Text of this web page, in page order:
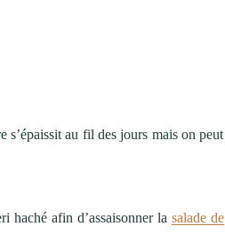
s’épaissit au fil des jours mais on peut
haché afin d’assaisonner la salade de